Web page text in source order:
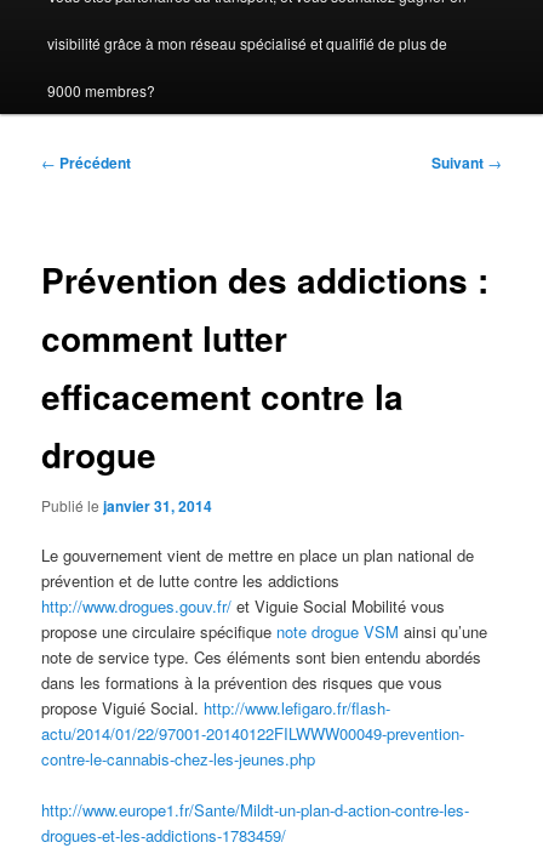
visibilité grâce à mon réseau spécialisé et qualifié de plus de
9000 membres?
Navigation
← Précédent Suivant →
Prévention des addictions :
comment lutter
efficacement contre la
drogue
Publié lejanvier 31, 2014
Le gouvernement vient de mettre en place un plan national de
prévention et de lutte contre les addictions
http://www.drogues.gouv.fr/ et Viguie Social Mobilité vous
propose une circulaire spécifique note drogue VSM ainsi qu’une
note de service type. Ces éléments sont bien entendu abordés
dans les formations à la prévention des risques que vous
propose Viguié Social. http://www.lefigaro.fr/flash-
actu/2014/01/22/97001-20140122FILWWW00049-prevention-
contre-le-cannabis-chez-les-jeunes.php
http://www.europe1.fr/Sante/Mildt-un-plan-d-action-contre-les-
drogues-et-les-addictions-1783459/